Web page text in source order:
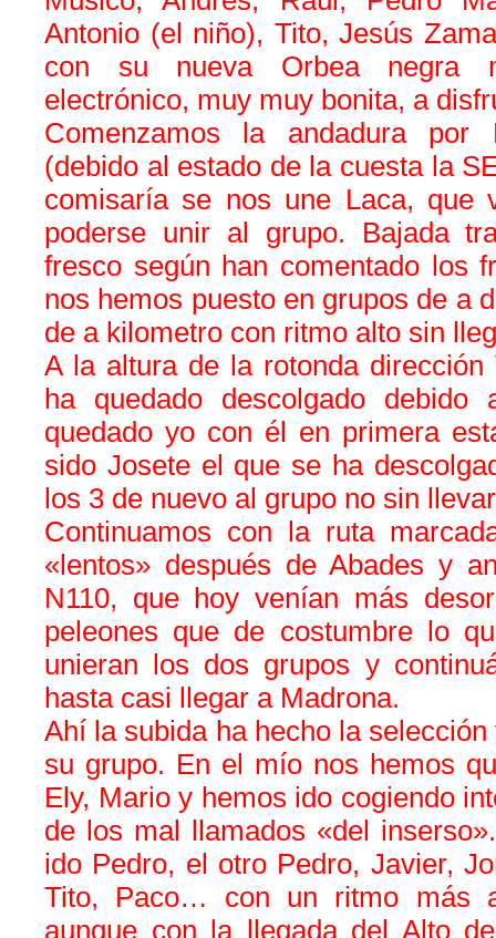
Antonio (el niño), Tito, Jesús
con su nueva Orbea negra
electrónico, muy muy bonita, a
Comenzamos la andadura por
(debido al estado de la cuesta la
comisaría se nos une Laca, que
poderse unir al grupo. Bajada
fresco según han comentado los
nos hemos puesto en grupos de a
de a kilometro con ritmo alto sin
A la altura de la rotonda dirección
ha quedado descolgado
quedado yo con él en primera
sido Josete el que se ha
los 3 de nuevo al grupo no sin
Continuamos con la ruta
«lentos» después de Abades y
N110, que hoy venían más
peleones que de costumbre lo
unieran los dos grupos y
hasta casi llegar a Madrona.
Ahí la subida ha hecho la
su grupo. En el mío nos hemos
Ely, Mario y hemos ido cogiendo
de los mal llamados «del
ido Pedro, el otro Pedro, Javier,
Tito, Paco… con un ritmo más
aunque con la llegada del Alto